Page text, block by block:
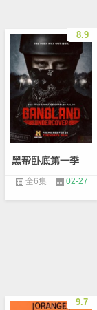
8.9
黑帮卧底第一季
全6集 02-27
9.7